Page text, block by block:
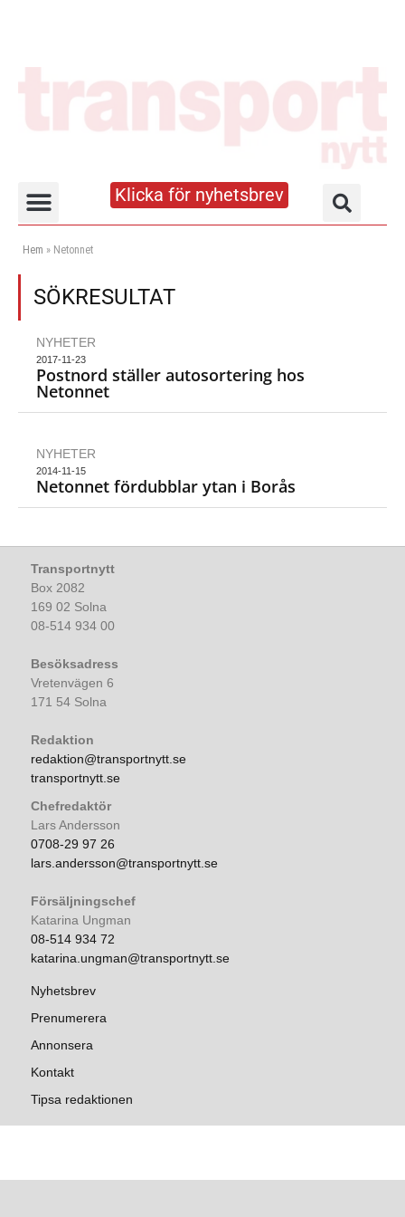
Klicka för nyhetsbrev
Hem » Netonnet
SÖKRESULTAT
NYHETER
2017-11-23
Postnord ställer autosortering hos
Netonnet
NYHETER
2014-11-15
Netonnet fördubblar ytan i Borås
Transportnytt
Box 2082
169 02 Solna
08-514 934 00
Besöksadress
Vretenvägen 6
171 54 Solna
Redaktion
redaktion@transportnytt.se
transportnytt.se
Chefredaktör
Lars Andersson
0708-29 97 26
lars.andersson@transportnytt.se
Försäljningschef
Katarina Ungman
08-514 934 72
katarina.ungman@transportnytt.se
Nyhetsbrev
Prenumerera
Annonsera
Kontakt
Tipsa redaktionen